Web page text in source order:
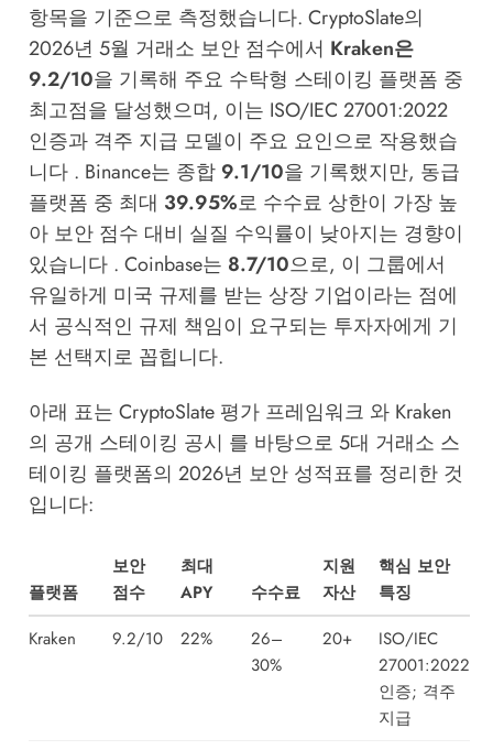
항목을 기준으로 측정했습니다. CryptoSlate의
2026년 5월 거래소 보안 점수에서 Kraken은
9.2/10을 기록해 주요 수탁형 스테이킹 플랫폼 중
최고점을 달성했으며, 이는 ISO/IEC 27001:2022
인증과 격주 지급 모델이 주요 요인으로 작용했습
니다 . Binance는 종합 9.1/10을 기록했지만, 동급
플랫폼 중 최대 39.95%로 수수료 상한이 가장 높
아 보안 점수 대비 실질 수익률이 낮아지는 경향이
있습니다 . Coinbase는 8.7/10으로, 이 그룹에서
유일하게 미국 규제를 받는 상장 기업이라는 점에
서 공식적인 규제 책임이 요구되는 투자자에게 기
본 선택지로 꼽힙니다.
아래 표는 CryptoSlate 평가 프레임워크 와 Kraken
의 공개 스테이킹 공시 를 바탕으로 5대 거래소 스
테이킹 플랫폼의 2026년 보안 성적표를 정리한 것
입니다:
플랫폼
보안
점수
최대
APY
수수료
지원
자산
핵심 보안
특징
Kraken
9.2/10 22%
26–
30%
20+
ISO/IEC
27001:2022
인증; 격주
지급